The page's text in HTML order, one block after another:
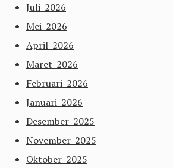
Juli 2026
Mei 2026
April 2026
Maret 2026
Februari 2026
Januari 2026
Desember 2025
November 2025
Oktober 2025